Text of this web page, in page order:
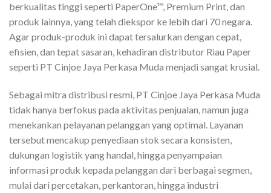
berkualitas tinggi seperti PaperOne™, Premium Print, dan
produk lainnya, yang telah diekspor ke lebih dari 70 negara.
Agar produk-produk ini dapat tersalurkan dengan cepat,
efisien, dan tepat sasaran, kehadiran distributor Riau Paper
seperti PT Cinjoe Jaya Perkasa Muda menjadi sangat krusial.
Sebagai mitra distribusi resmi, PT Cinjoe Jaya Perkasa Muda
tidak hanya berfokus pada aktivitas penjualan, namun juga
menekankan pelayanan pelanggan yang optimal. Layanan
tersebut mencakup penyediaan stok secara konsisten,
dukungan logistik yang handal, hingga penyampaian
informasi produk kepada pelanggan dari berbagai segmen,
mulai dari percetakan, perkantoran, hingga industri